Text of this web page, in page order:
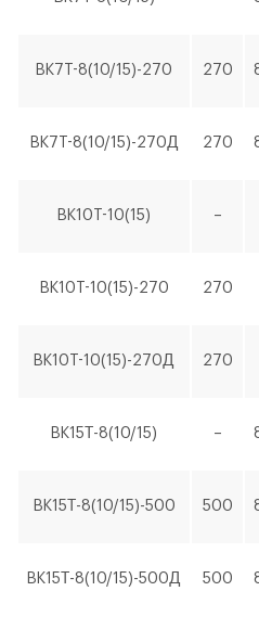
BK7T-8(10/15)-270 270
BK7T-8(10/15)-270Д 270
BK10T-10(15) –
BK10T-10(15)-270 270
BK10T-10(15)-270Д 270
BK15Т-8(10/15) –
BK15Т-8(10/15)-500 500
BK15Т-8(10/15)-500Д 500
ОФОРМИТЬ
«Стандарт»)
еденицу
ЗАКАЗАТЬ
Я согласен с условиями